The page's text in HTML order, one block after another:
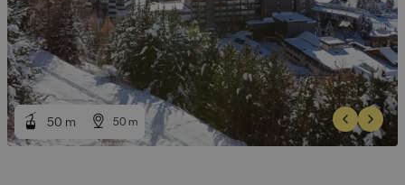
50 m 50 m
50 m 50 m